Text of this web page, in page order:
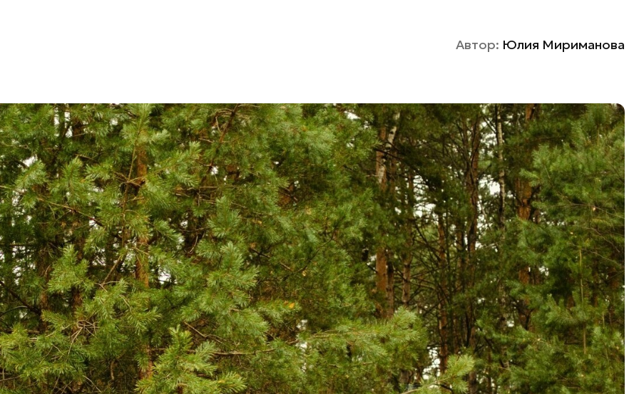
Автор: Юлия Мириманова